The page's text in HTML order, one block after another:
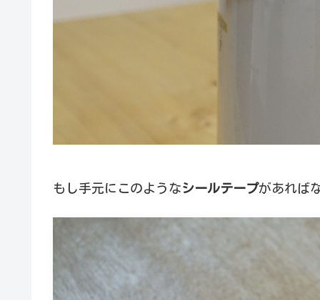
もし手元にこのようなシールテープがあれば